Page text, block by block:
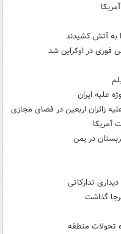
به آتش کشیدند
فوری در اوکراین شد
علیه ایران
زائران اربعین در فضای مجازی
آمریکا
در یمن
تدارکاتی
گذاشت
تحولات منطقه